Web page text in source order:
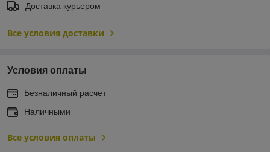
Доставка курьером
Все условия доставки
Условия оплаты
Безналичный расчет
Наличными
Все условия оплаты